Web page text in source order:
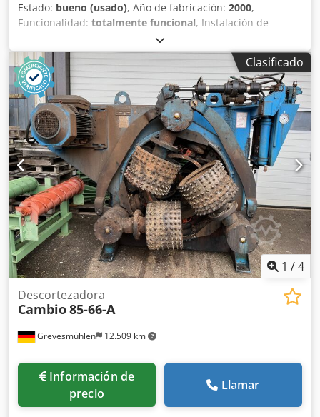
Estado: bueno (usado), Año de fabricación: 2000,
Funcionalidad: totalmente funcional, Instalación de
descortezado Cambio 500 compuesta por: Codpfx
Aiowxdimofjrf Centraje de entrada. Cambio 500: Apertura
del rotor 495 mm. Diámetro mínimo del tronco 90 mm.
Motor principal 55 kW. Motor de avance 11 kW. 80 m/min.
Rotor e rodillos de avance hidráulicos. Unidad de control
de salida. Tolva basculante para madera larga. Repuestos.
Clasificado
1 /4
Grevesmühlen 12.509 km
Descortezadora
Cambio85-66-A
Información de
precio
Llamar